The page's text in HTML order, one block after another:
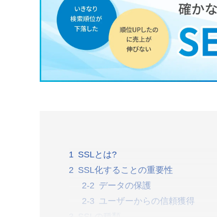
SSLとは?
SSL化することの重要性
データの保護
ユーザーからの信頼獲得